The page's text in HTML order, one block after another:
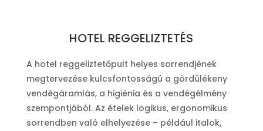
HOTEL REGGELIZTETÉS
A hotel reggeliztetőpult helyes sorrendjének
megtervezése kulcsfontosságú a gördülékeny
vendégáramlás, a higiénia és a vendégélmény
szempontjából. Az ételek logikus, ergonomikus
sorrendben való elhelyezése – például italok,